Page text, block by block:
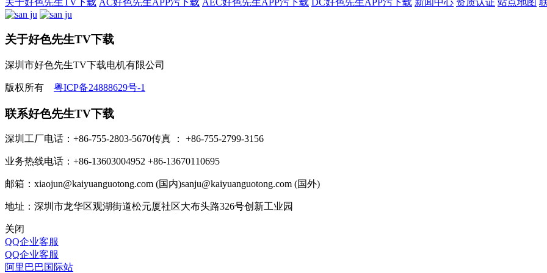
关于好色先生TV下载 AC好色先生APP污下载 AEC好色先生APP污下载 DC好色先生APP污下载 新闻中心 资质认证 站点地图
关于好色先生TV下载
深圳市好色先生TV下载电机有限公司
版权所有 粤ICP备24888629号-1
联系好色先生TV下载
深圳工厂电话：+86-755-2803-5670传真 ： +86-755-2799-3156
业务热线电话：+86-13603004952 +86-13670110695
邮箱：xiaojun@kaiyuanguotong.com (国内)sanju@kaiyuanguotong.com (国外)
地址：深圳市龙华区观湖街道松元厦社区大布头路326号创新工业园
关闭
QQ企业客服
QQ企业客服
阿里巴巴国际站